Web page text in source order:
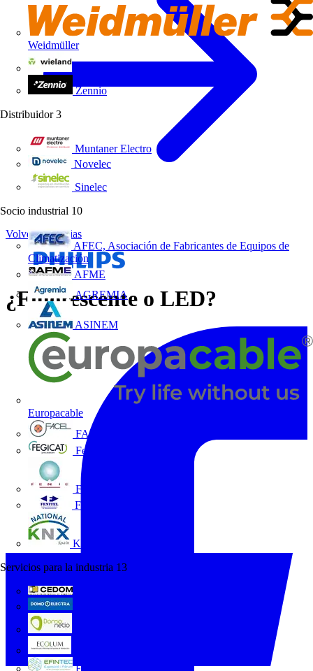
Weidmüller
Zennio
Distribuidor 3
Muntaner Electro
Novelec
Sinelec
Socio industrial 10
AFEC, Asociación de Fabricantes de Equipos de
Climatización
AFME
AGREMIA
ASINEM
Europacable
FACEL
Fegicat
FENIE
FENITEL
KNX España
Servicios para la industria 13
Efintec
Volver a Noticias
¿Fluorescente o LED?